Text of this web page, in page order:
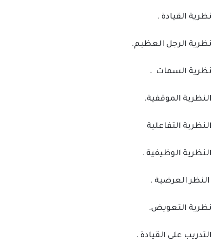
نظرية القيادة .
نظرية الرجل العظيم.
نظرية السمات .
النظرية الموقفية.
النظرية التفاعلية
النظرية الوظيفية .
النظر العرضية .
نظرية التعويض.
التدريب على القيادة .